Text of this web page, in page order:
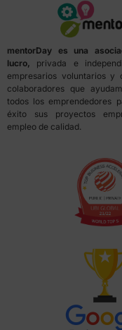
mentorDay es una
lucro, privada e
empresarios voluntarios y
colaboradores que
todos los emprendedores
éxito sus proyectos
empleo de calidad.